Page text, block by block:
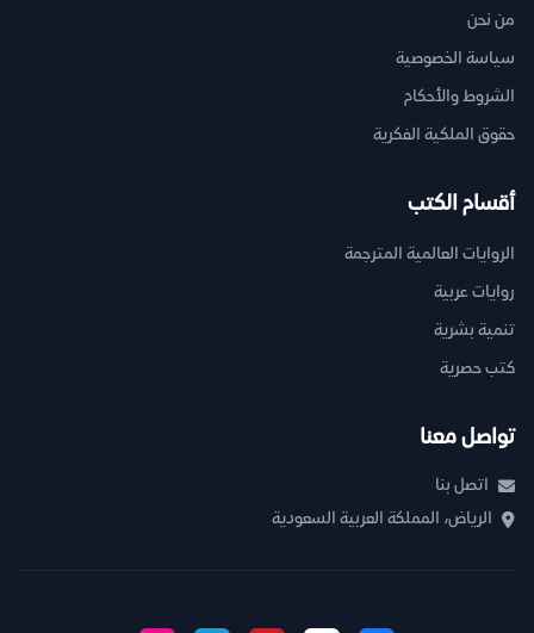
من نحن
سياسة الخصوصية
الشروط والأحكام
حقوق الملكية الفكرية
أقسام الكتب
الروايات العالمية المترجمة
روايات عربية
تنمية بشرية
كتب حصرية
تواصل معنا
اتصل بنا
الرياض، المملكة العربية السعودية